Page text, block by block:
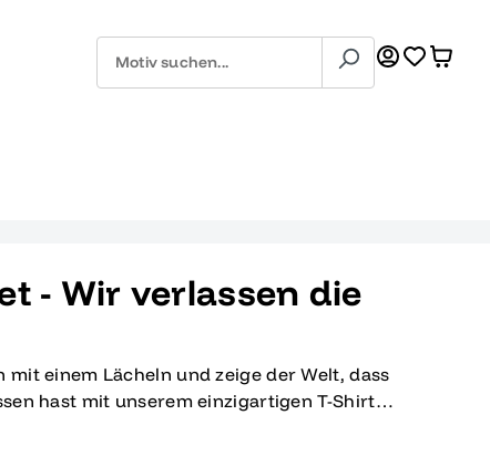
- Wir verlassen die
einem Lächeln und zeige der Welt, dass
hast mit unserem einzigartigen T-Shirt
die Anstalt 2012'. Dieses lustige und kreative